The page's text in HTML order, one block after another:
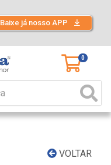
Baixe já nosso APP
0
VOLTAR